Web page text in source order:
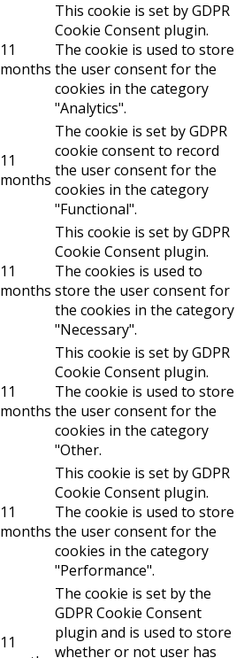
11
months
This cookie is set by GDPR
Cookie Consent plugin.
The cookie is used to store
the user consent for the
cookies in the category
"Analytics".
11
months
The cookie is set by GDPR
cookie consent to record
the user consent for the
cookies in the category
"Functional".
11
months
This cookie is set by GDPR
Cookie Consent plugin.
The cookies is used to
store the user consent for
the cookies in the category
"Necessary".
11
months
This cookie is set by GDPR
Cookie Consent plugin.
The cookie is used to store
the user consent for the
cookies in the category
"Other.
11
months
This cookie is set by GDPR
Cookie Consent plugin.
The cookie is used to store
the user consent for the
cookies in the category
"Performance".
11
The cookie is set by the
GDPR Cookie Consent
plugin and is used to store
whether or not user has